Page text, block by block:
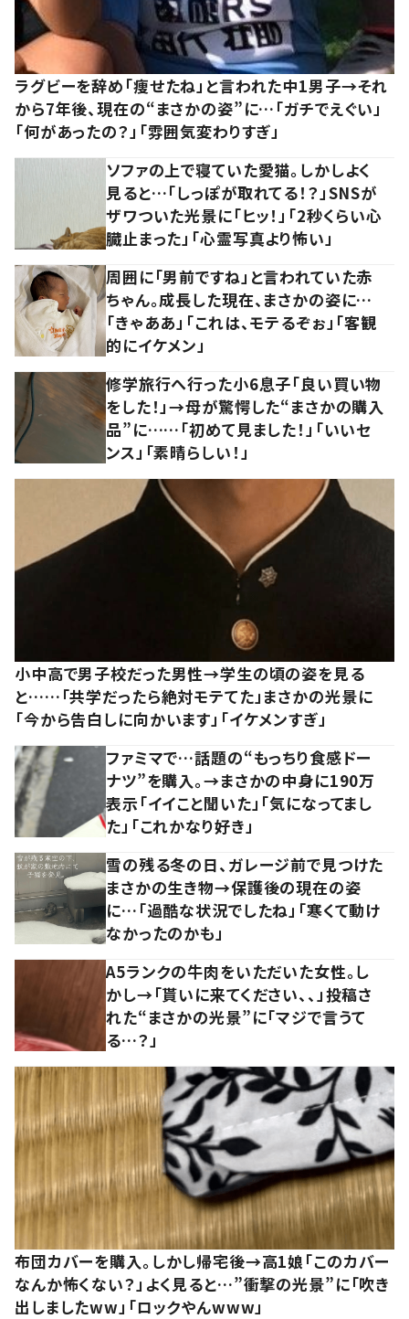
ラグビーを辞め「痩せたね」と言われた中1男子→それ
から7年後、現在の“まさかの姿”に…「ガチでえぐい」
「何があったの？」「雰囲気変わりすぎ」
ソファの上で寝ていた愛猫。しかしよく
見ると…「しっぽが取れてる！？」SNSが
ザワついた光景に「ヒッ！」「2秒くらい心
臓止まった」「心霊写真より怖い」
周囲に「男前ですね」と言われていた赤
ちゃん。成長した現在、まさかの姿に…
「きゃああ」「これは、モテるぞぉ」「客観
的にイケメン」
修学旅行へ行った小6息子「良い買い物
をした！」→母が驚愕した“まさかの購入
品”に……「初めて見ました！」「いいセ
ンス」「素晴らしい！」
小中高で男子校だった男性→学生の頃の姿を見る
と……「共学だったら絶対モテてた」まさかの光景に
「今から告白しに向かいます」「イケメンすぎ」
ファミマで…話題の“もっちり食感ドー
ナツ”を購入。→まさかの中身に190万
表示「イイこと聞いた」「気になってまし
た」「これかなり好き」
雪の残る冬の日、ガレージ前で見つけた
まさかの生き物→保護後の現在の姿
に…「過酷な状況でしたね」「寒くて動け
なかったのかも」
A5ランクの牛肉をいただいた女性。し
かし→「貰いに来てください、、」投稿さ
れた“まさかの光景”に「マジで言うて
る…？」
布団カバーを購入。しかし帰宅後→高1娘「このカバー
なんか怖くない？」よく見ると…”衝撃の光景”に「吹き
出しましたww」「ロックやんwww」